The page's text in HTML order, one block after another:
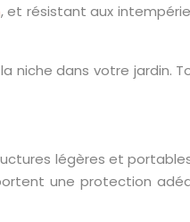
, et résistant aux
dans votre jardin.
légères et
une protection